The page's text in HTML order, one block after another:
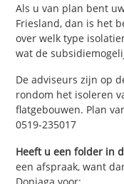
Als u van plan bent
Friesland, dan is het
over welk type
wat de
De adviseurs zijn op
rondom het isoleren
flatgebouwen. Plan
0519-235017
Heeft u een folder in
een afspraak, want